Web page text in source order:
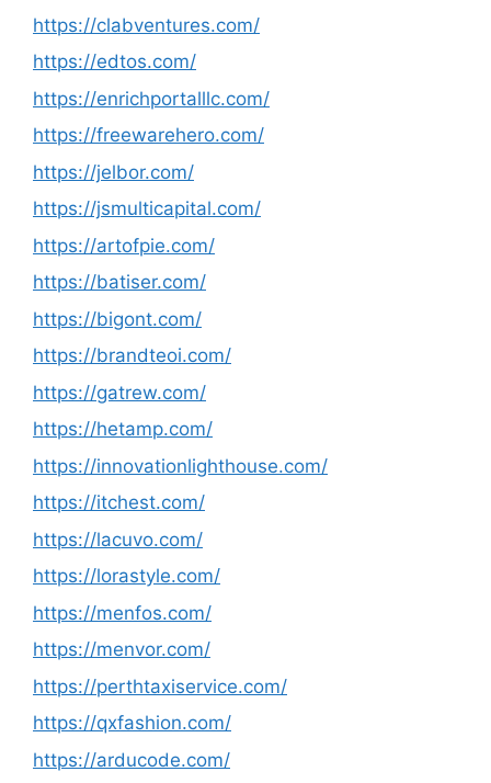
https://clabventures.com/
https://edtos.com/
https://enrichportalllc.com/
https://freewarehero.com/
https://jelbor.com/
https://jsmulticapital.com/
https://artofpie.com/
https://batiser.com/
https://bigont.com/
https://brandteoi.com/
https://gatrew.com/
https://hetamp.com/
https://innovationlighthouse.com/
https://itchest.com/
https://lacuvo.com/
https://lorastyle.com/
https://menfos.com/
https://menvor.com/
https://perthtaxiservice.com/
https://qxfashion.com/
https://arducode.com/